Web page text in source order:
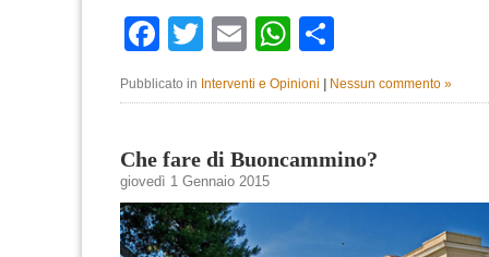
Facebook
TwitterEmailWhatsApp
Pubblicato in Interventi e Opinioni Nessun commento »
Che fare di Buoncammino?
giovedì 1 Gennaio 2015